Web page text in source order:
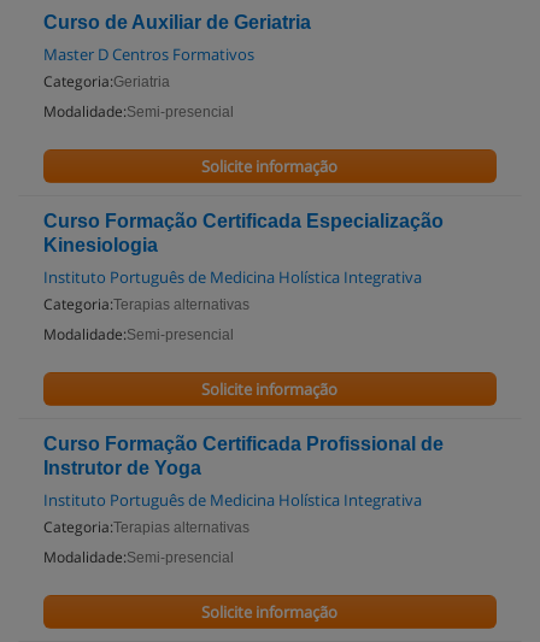
Curso de Auxiliar de Geriatria
Master D Centros Formativos
Categoria:Geriatria
Modalidade:Semi-presencial
Solicite informação
Curso Formação Certificada Especialização
Kinesiologia
Instituto Português de Medicina Holística Integrativa
Categoria:Terapias alternativas
Modalidade:Semi-presencial
Solicite informação
Curso Formação Certificada Profissional de
Instrutor de Yoga
Instituto Português de Medicina Holística Integrativa
Categoria:Terapias alternativas
Modalidade:Semi-presencial
Solicite informação